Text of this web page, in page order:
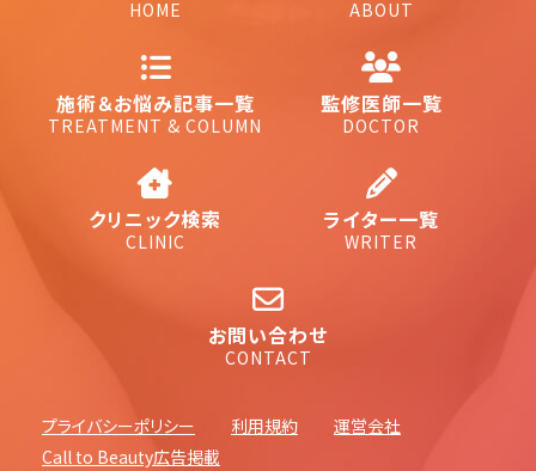
HOME ABOUT
施術＆お悩み記事一覧
TREATMENT & COLUMN
監修医師一覧
DOCTOR
クリニック検索
CLINIC
ライター一覧
WRITER
お問い合わせ
CONTACT
プライバシーポリシー 利用規約
運営会社
Call to Beauty広告掲載